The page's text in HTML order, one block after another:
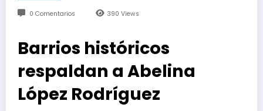
0 Comentarios 390 Views
Barrios históricos
respaldan a Abelina
López Rodríguez